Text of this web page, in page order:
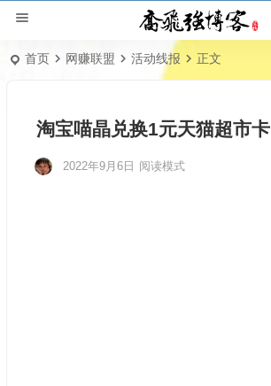
首页 网赚联盟 活动线报 正文
淘宝喵晶兑换1元天猫超市卡
2022年9月6日 阅读模式